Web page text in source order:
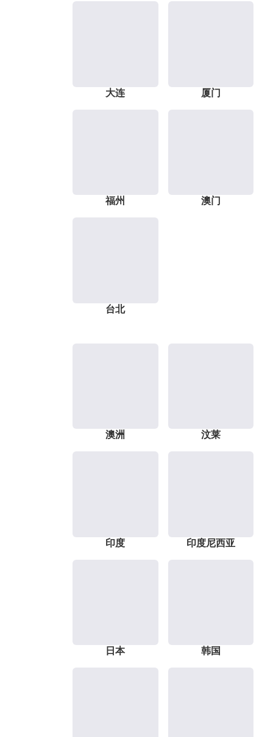
大连 厦门
福州 澳门
台北
澳洲 汶莱
印度 印度尼西亚
日本 韩国